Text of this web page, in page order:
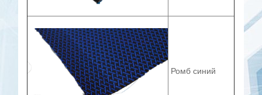
Ромб синий